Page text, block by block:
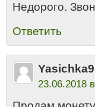
Недорого.
Ответить
23.06.2018